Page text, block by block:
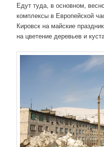
Едут туда, в основном,
комплексы в Европейской
Кировск на майские
на цветение деревьев и